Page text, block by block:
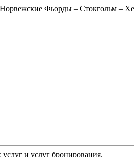
Фьорды – Стокгольм –
и услуг бронирования.